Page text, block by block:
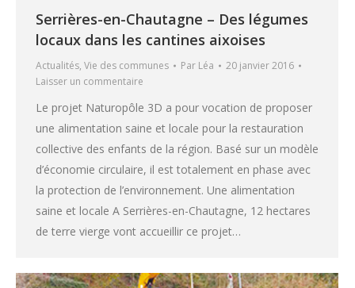
Serrières-en-Chautagne – Des légumes
locaux dans les cantines aixoises
Actualités, Vie des communes Par Léa
20 janvier 2016
Laisser un commentaire
Le projet Naturopôle 3D a pour vocation de proposer
une alimentation saine et locale pour la restauration
collective des enfants de la région. Basé sur un modèle
d’économie circulaire, il est totalement en phase avec
la protection de l’environnement. Une alimentation
saine et locale A Serrières-en-Chautagne, 12 hectares
de terre vierge vont accueillir ce projet…